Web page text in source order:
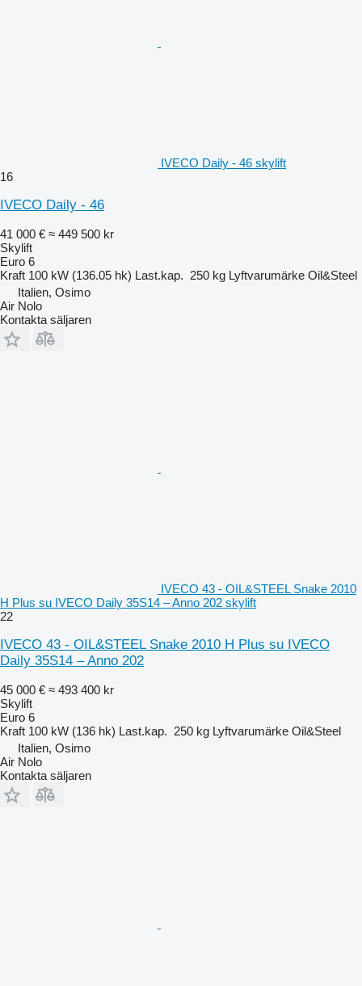
IVECO Daily - 46 skylift
16
IVECO Daily - 46
41 000 € ≈ 449 500 kr
Skylift
Euro 6
Kraft 100 kW (136.05 hk) Last.kap. 250 kg Lyftvarumärke Oil&Steel
Italien, Osimo
Air Nolo
Kontakta säljaren
IVECO 43 - OIL&STEEL Snake 2010
H Plus su IVECO Daily 35S14 – Anno 202 skylift
22
IVECO 43 - OIL&STEEL Snake 2010 H Plus su IVECO
Daily 35S14 – Anno 202
45 000 € ≈ 493 400 kr
Skylift
Euro 6
Kraft 100 kW (136 hk) Last.kap. 250 kg Lyftvarumärke Oil&Steel
Italien, Osimo
Air Nolo
Kontakta säljaren